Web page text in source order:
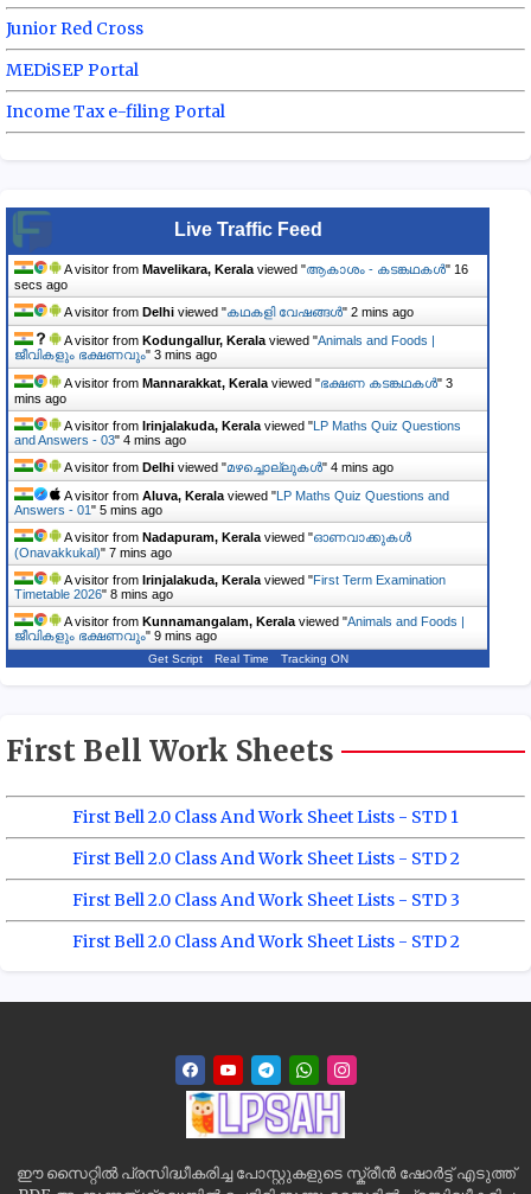
Junior Red Cross
MEDiSEP Portal
Income Tax e-filing Portal
Live Traffic Feed
A visitor from Mavelikara, Kerala viewed "ആകാശം - കടങ്കഥകൾ" 17
secs ago
A visitor from Delhi viewed "കഥകളി വേഷങ്ങൾ" 2 mins ago
A visitor from Kodungallur, Kerala viewed "Animals and Foods |
ജീവികളും ഭക്ഷണവും" 3 mins ago
A visitor from Mannarakkat, Kerala viewed "ഭക്ഷണ കടങ്കഥകൾ" 3
mins ago
A visitor from Irinjalakuda, Kerala viewed " LP Maths Quiz Questions
and Answers - 03" 4 mins ago
A visitor from Delhi viewed "മഴച്ചൊല്ലുകൾ" 4 mins ago
A visitor from Aluva, Kerala viewed " LP Maths Quiz Questions and
Answers - 01 " 5 mins ago
A visitor from Nadapuram, Kerala viewed "ഓണവാക്കുകള്‍
(Onavakkukal)" 7 mins ago
A visitor from Irinjalakuda, Kerala viewed "First Term Examination
Timetable 2026" 8 mins ago
A visitor from Kunnamangalam, Kerala viewed "Animals and Foods |
ജീവികളും ഭക്ഷണവും" 9 mins ago
Get Script Real Time Tracking ON
First Bell Work Sheets
First Bell 2.0 Class And Work Sheet Lists - STD 1
First Bell 2.0 Class And Work Sheet Lists - STD 2
First Bell 2.0 Class And Work Sheet Lists - STD 3
First Bell 2.0 Class And Work Sheet Lists - STD 2
ഈ സൈറ്റിൽ പ്രസിദ്ധീകരിച്ച പോസ്റ്റുകളുടെ സ്ക്രീൻ ഷോർട്ട് എടുത്ത്